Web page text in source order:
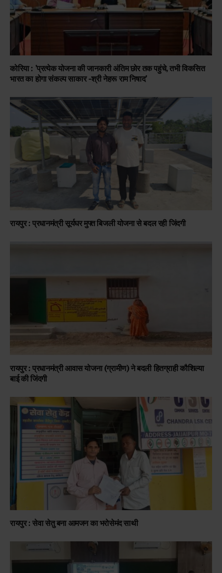
कोरिया : ’प्रत्येक योजना की जानकारी अंतिम छोर तक पहुंचे, तभी विकसित
भारत का होगा संकल्प साकार -श्री नेहरू राम निषाद’
रायपुर : प्रधानमंत्री सूर्यघर मुफ्त बिजली योजना से बदल रही जिंदगी
रायपुर : प्रधानमंत्री आवास योजना (ग्रामीण) ने बदली हितग्राही कौशिल्या
बाई की जिंदगी
रायपुर : सेवा सेतु बना आमजन का भरोसेमंद साथी